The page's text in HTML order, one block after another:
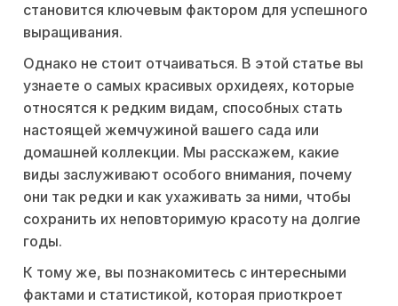
становится ключевым фактором для успешного
выращивания.
Однако не стоит отчаиваться. В этой статье вы
узнаете о самых красивых орхидеях, которые
относятся к редким видам, способных стать
настоящей жемчужиной вашего сада или
домашней коллекции. Мы расскажем, какие
виды заслуживают особого внимания, почему
они так редки и как ухаживать за ними, чтобы
сохранить их неповторимую красоту на долгие
годы.
К тому же, вы познакомитесь с интересными
фактами и статистикой, которая приоткроет